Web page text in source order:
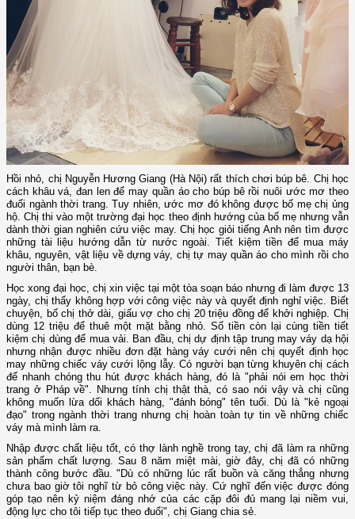
Hồi nhỏ, chị Nguyễn Hương Giang (Hà Nội) rất thích chơi búp bê. Chị học
cách khâu vá, đan len để may quần áo cho búp bê rồi nuôi ước mơ theo
đuổi ngành thời trang. Tuy nhiên, ước mơ đó không được bố mẹ chị ủng
hộ. Chị thi vào một trường đại học theo định hướng của bố mẹ nhưng vẫn
dành thời gian nghiên cứu việc may. Chị học giỏi tiếng Anh nên tìm được
những tài liệu hướng dẫn từ nước ngoài. Tiết kiệm tiền để mua máy
khâu, nguyên, vật liệu về dựng váy, chị tự may quần áo cho mình rồi cho
người thân, bạn bè.
Học xong đại học, chị xin việc tại một tòa soạn báo nhưng đi làm được 13
ngày, chị thấy không hợp với công việc này và quyết định nghỉ việc. Biết
chuyện, bố chị thở dài, giấu vợ cho chị 20 triệu đồng để khởi nghiệp. Chị
dùng 12 triệu để thuê một mặt bằng nhỏ. Số tiền còn lại cùng tiền tiết
kiệm chị dùng để mua vải. Ban đầu, chị dự định tập trung may váy dạ hội
nhưng nhận được nhiều đơn đặt hàng váy cưới nên chị quyết định học
may những chiếc váy cưới lộng lẫy. Có người bạn từng khuyên chị cách
để nhanh chóng thu hút được khách hàng, đó là "phải nói em học thời
trang ở Pháp về". Nhưng tính chị thật thà, có sao nói vậy và chị cũng
không muốn lừa dối khách hàng, "đánh bóng" tên tuổi. Dù là "kẻ ngoại
đạo" trong ngành thời trang nhưng chị hoàn toàn tự tin về những chiếc
váy mà mình làm ra.
Nhập được chất liệu tốt, có thợ lành nghề trong tay, chị đã làm ra những
sản phẩm chất lượng. Sau 8 năm miệt mài, giờ đây, chị đã có những
thành công bước đầu. "Dù có những lúc rất buồn và căng thẳng nhưng
chưa bao giờ tôi nghĩ từ bỏ công việc này. Cứ nghĩ đến việc được đóng
góp tạo nên kỷ niệm đáng nhớ của các cặp đôi đủ mang lại niềm vui,
động lực cho tôi tiếp tục theo đuổi", chị Giang chia sẻ.